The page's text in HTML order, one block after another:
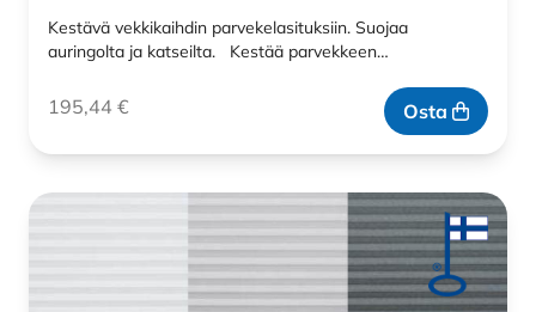
Kestävä vekkikaihdin parvekelasituksiin. Suojaa
auringolta ja katseilta. Kestää parvekkeen…
195,44 € Osta